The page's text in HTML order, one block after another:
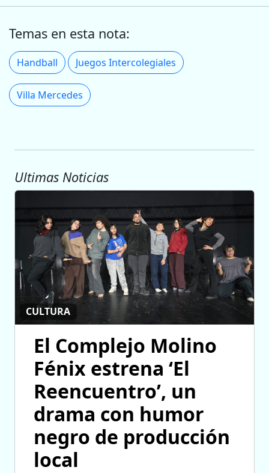
Temas en esta nota:
Handball Juegos Intercolegiales
Villa Mercedes
Ultimas Noticias
CULTURA
El Complejo Molino
Fénix estrena ‘El
Reencuentro’, un
drama con humor
negro de producción
local